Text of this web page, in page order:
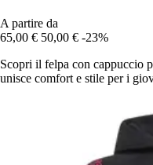
A partire da
65,00 € 50,00 € -23%
Scopri il felpa con cappuccio
unisce comfort e stile per i